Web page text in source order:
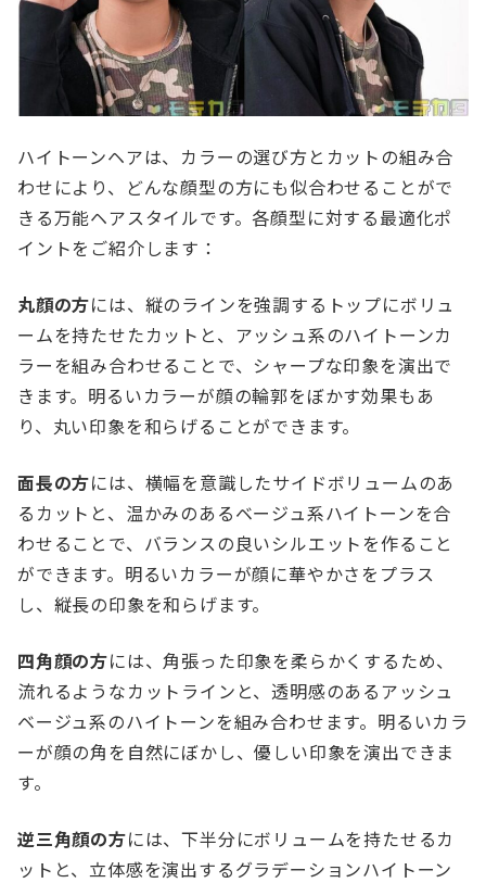
ハイトーンヘアは、カラーの選び方とカットの組み合
わせにより、どんな顔型の方にも似合わせることがで
きる万能ヘアスタイルです。各顔型に対する最適化ポ
イントをご紹介します：
丸顔の方には、縦のラインを強調するトップにボリュ
ームを持たせたカットと、アッシュ系のハイトーンカ
ラーを組み合わせることで、シャープな印象を演出で
きます。明るいカラーが顔の輪郭をぼかす効果もあ
り、丸い印象を和らげることができます。
面長の方には、横幅を意識したサイドボリュームのあ
るカットと、温かみのあるベージュ系ハイトーンを合
わせることで、バランスの良いシルエットを作ること
ができます。明るいカラーが顔に華やかさをプラス
し、縦長の印象を和らげます。
四角顔の方には、角張った印象を柔らかくするため、
流れるようなカットラインと、透明感のあるアッシュ
ベージュ系のハイトーンを組み合わせます。明るいカラ
ーが顔の角を自然にぼかし、優しい印象を演出できま
す。
逆三角顔の方には、下半分にボリュームを持たせるカ
ットと、立体感を演出するグラデーションハイトーン